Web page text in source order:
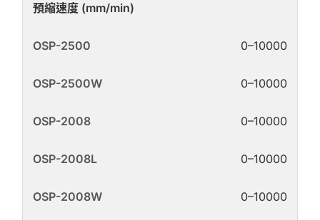
預縮速度 (mm/min)
0–10000
0–10000
0–10000
0–10000
0–10000